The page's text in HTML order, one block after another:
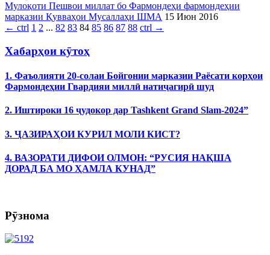
Мулоқоти Пешвои миллат бо Фармондеҳи фармондеҳии
марказии Қувваҳои Мусаллаҳи ШМА 15 Июн 2016
← ctrl 1 2 ... 82 83 84 85 86 87 88 ctrl →
Хабарҳои кӯтоҳ
1. Фаъолияти 20-солаи Бойгонии марказии Раёсати корҳои
Фармондеҳии Гвардияи миллӣ натиҷагирӣ шуд
2. Иштироки 16 ҷудокор дар Tashkent Grand Slam-2024”
3. ҶАЗИРАҲОИ КУРИЛ МОЛИ КИСТ?
4. ВАЗОРАТИ ДИФОИ ОЛМОН: “РУСИЯ НАҚША
ДОРАД БА МО ҲАМЛА КУНАД”
Рӯзнома